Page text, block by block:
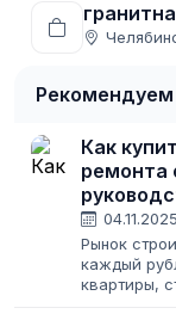
Как
ремонта
04.11.2025
Рынок
каждый
квартиры,